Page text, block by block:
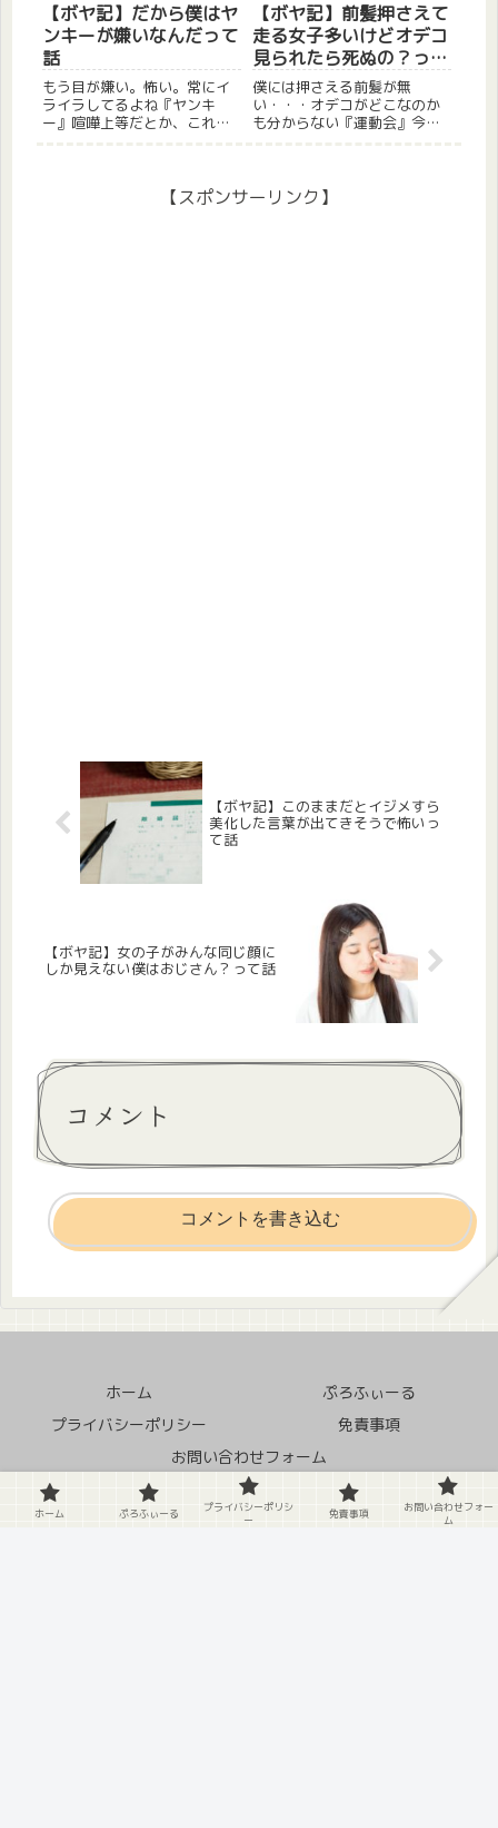
【ボヤ記】だから僕はヤ
ンキーが嫌いなんだって
話
もう目が嫌い。怖い。常にイ
ライラしてるよね『ヤンキ
ー』喧嘩上等だとか、これが
ンキー』と呼びます。大体が
不良少年や不良少女を表す言
【ボヤ記】前髪押さえて
走る女子多いけどオデコ
見られたら死ぬの？って
話
僕には押さえる前髪が無
い・・・オデコがどこなのか
も分からない『運動会』今年
今後運動会はこれでいいさ
て、運動会といえば外で行う
【スポンサーリンク】
【ボヤ記】このままだとイジメすら
美化した言葉が出てきそうで怖いっ
て話
【ボヤ記】女の子がみんな同じ顔に
しか見えない僕はおじさん？って話
コメント
コメントを書き込む
ホーム
ぷろふぃーる
プライバシーポリシー
免責事項
お問い合わせフォーム
© 2020 クソ田舎の中の蛙.
ホーム ぷろふぃーる
プライバシーポリシ
ー
免責事項
お問い合わせフォー
ム